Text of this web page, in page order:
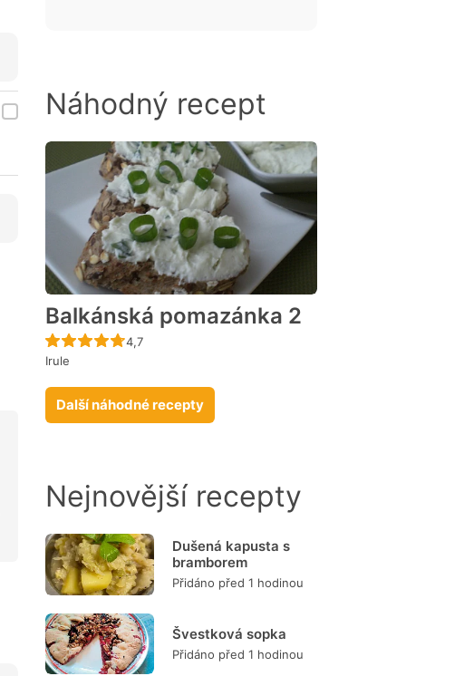
Náhodný recept
Balkánská pomazánka 2
Recept ještě nebyl hodnocen
4,7
Irule
Další náhodné recepty
Nejnovější recepty
Dušená kapusta s
bramborem
Přidáno před 1 hodinou
Švestková sopka
Přidáno před 1 hodinou